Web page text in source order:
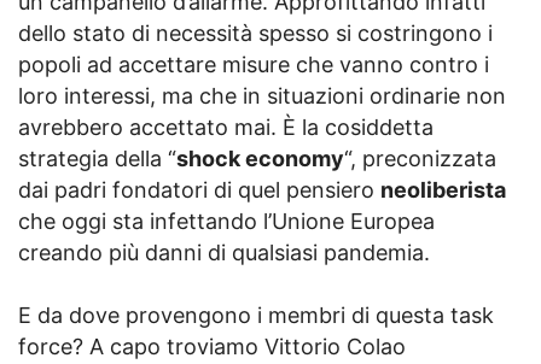
dello stato di necessità spesso si costringono i
popoli ad accettare misure che vanno contro i
loro interessi, ma che in situazioni ordinarie non
avrebbero accettato mai. È la cosiddetta
strategia della “shock economy“, preconizzata
dai padri fondatori di quel pensiero neoliberista
che oggi sta infettando l’Unione Europea
creando più danni di qualsiasi pandemia.
E da dove provengono i membri di questa task
force? A capo troviamo Vittorio Colao